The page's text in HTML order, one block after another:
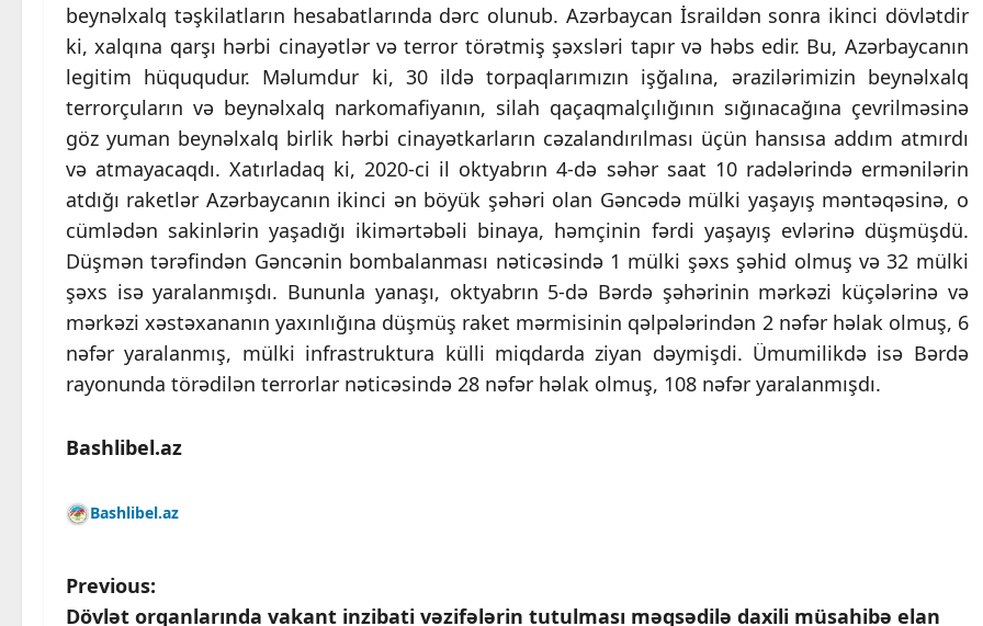
beynəlxalq təşkilatların hesabatlarında dərc olunub. Azərbaycan İsraildən sonra ikinci dövlətdir
ki, xalqına qarşı hərbi cinayətlər və terror törətmiş şəxsləri tapır və həbs edir. Bu, Azərbaycanın
legitim hüququdur. Məlumdur ki, 30 ildə torpaqlarımızın işğalına, ərazilərimizin beynəlxalq
terrorçuların və beynəlxalq narkomafiyanın, silah qaçaqmalçılığının sığınacağına çevrilməsinə
göz yuman beynəlxalq birlik hərbi cinayətkarların cəzalandırılması üçün hansısa addım atmırdı
və atmayacaqdı. Xatırladaq ki, 2020-ci il oktyabrın 4-də səhər saat 10 radələrində ermənilərin
atdığı raketlər Azərbaycanın ikinci ən böyük şəhəri olan Gəncədə mülki yaşayış məntəqəsinə, o
cümlədən sakinlərin yaşadığı ikimərtəbəli binaya, həmçinin fərdi yaşayış evlərinə düşmüşdü.
Düşmən tərəfindən Gəncənin bombalanması nəticəsində 1 mülki şəxs şəhid olmuş və 32 mülki
şəxs isə yaralanmışdı. Bununla yanaşı, oktyabrın 5-də Bərdə şəhərinin mərkəzi küçələrinə və
mərkəzi xəstəxananın yaxınlığına düşmüş raket mərmisinin qəlpələrindən 2 nəfər həlak olmuş, 6
nəfər yaralanmış, mülki infrastruktura külli miqdarda ziyan dəymişdi. Ümumilikdə isə Bərdə
rayonunda törədilən terrorlar nəticəsində 28 nəfər həlak olmuş, 108 nəfər yaralanmışdı.
Bashlibel.az
Bashlibel.az
P
Previous:
Dövlət orqanlarında vakant inzibati vəzifələrin tutulması məqsədilə daxili müsahibə elan